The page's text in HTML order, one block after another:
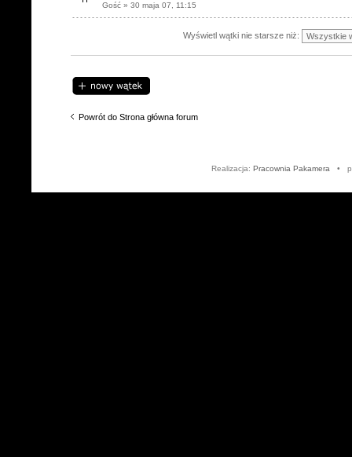
Gość » 30 maja 07, 11:15
Wyświetl wątki nie starsze niż:
Napisz wątek
Powrót do Strona główna forum
Realizacja: Pracownia Pakamera •